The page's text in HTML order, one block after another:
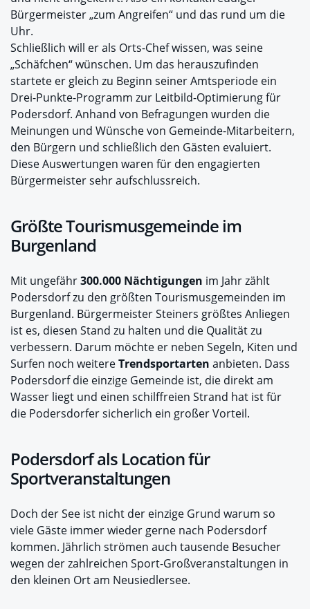
Bürgermeister „zum Angreifen“ und das rund um die
Uhr.
Schließlich will er als Orts-Chef wissen, was seine
„Schäfchen“ wünschen. Um das herauszufinden
startete er gleich zu Beginn seiner Amtsperiode ein
Drei-Punkte-Programm zur Leitbild-Optimierung für
Podersdorf. Anhand von Befragungen wurden die
Meinungen und Wünsche von Gemeinde-Mitarbeitern,
den Bürgern und schließlich den Gästen evaluiert.
Diese Auswertungen waren für den engagierten
Bürgermeister sehr aufschlussreich.
Größte Tourismusgemeinde im
Burgenland
Mit ungefähr300.000 Nächtigungen im Jahr zählt
Podersdorf zu den größten Tourismusgemeinden im
Burgenland. Bürgermeister Steiners größtes Anliegen
ist es, diesen Stand zu halten und die Qualität zu
verbessern. Darum möchte er neben Segeln, Kiten und
Surfen noch weitereTrendsportarten anbieten. Dass
Podersdorf die einzige Gemeinde ist, die direkt am
Wasser liegt und einen schilffreien Strand hat ist für
die Podersdorfer sicherlich ein großer Vorteil.
Podersdorf als Location für
Sportveranstaltungen
Doch der See ist nicht der einzige Grund warum so
viele Gäste immer wieder gerne nach Podersdorf
kommen. Jährlich strömen auch tausende Besucher
wegen der zahlreichen Sport-Großveranstaltungen in
den kleinen Ort am Neusiedlersee.